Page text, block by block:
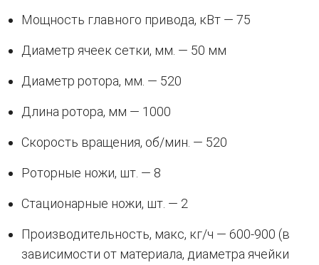
Мощность главного привода, кВт — 75
Диаметр ячеек сетки, мм. — 50 мм
Диаметр ротора, мм. — 520
Длина ротора, мм — 1000
Скорость вращения, об/мин. — 520
Роторные ножи, шт. — 8
Стационарные ножи, шт. — 2
Производительность, макс, кг/ч — 600-900 (в
зависимости от материала, диаметра ячейки